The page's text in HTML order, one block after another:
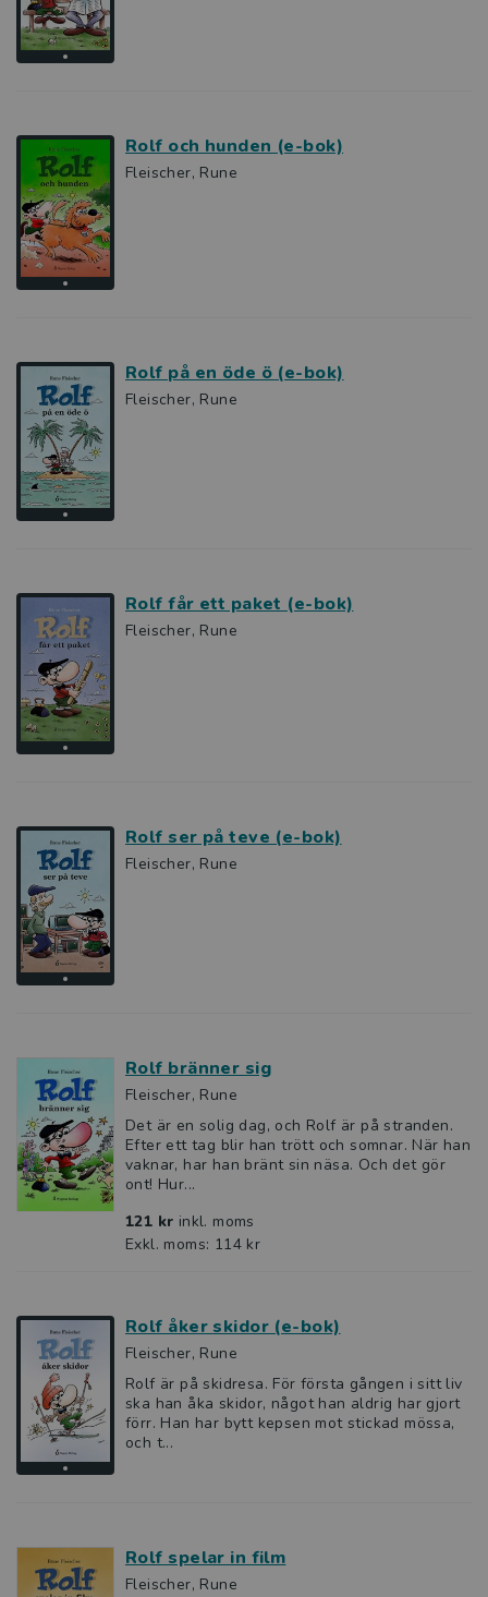
Rolf och hunden (e-bok)
Fleischer, Rune
Rolf på en öde ö (e-bok)
Fleischer, Rune
Rolf får ett paket (e-bok)
Fleischer, Rune
Rolf ser på teve (e-bok)
Fleischer, Rune
Rolf bränner sig
Fleischer, Rune
Det är en solig dag, och Rolf är på stranden.
Efter ett tag blir han trött och somnar. När han
vaknar, har han bränt sin näsa. Och det gör
ont! Hur...
121 kr inkl. moms
Exkl. moms: 114 kr
Rolf åker skidor (e-bok)
Fleischer, Rune
Rolf är på skidresa. För första gången i sitt liv
ska han åka skidor, något han aldrig har gjort
förr. Han har bytt kepsen mot stickad mössa,
och t...
Rolf spelar in film
Fleischer, Rune